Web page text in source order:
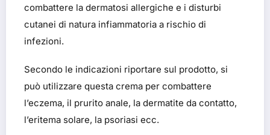
combattere la dermatosi allergiche e i disturbi
cutanei di natura infiammatoria a rischio di
infezioni.
Secondo le indicazioni riportare sul prodotto, si
può utilizzare questa crema per combattere
l’eczema, il prurito anale, la dermatite da contatto,
l’eritema solare, la psoriasi ecc.